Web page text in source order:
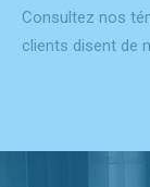
Consultez nos
clients disent de